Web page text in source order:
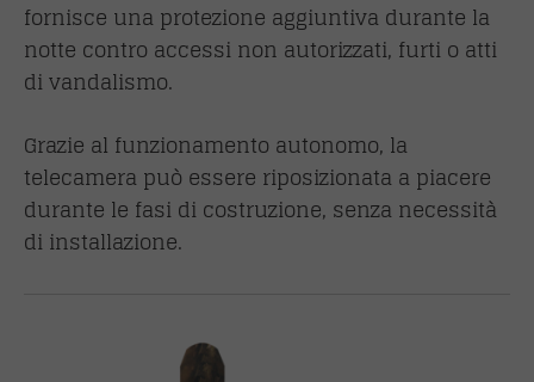
fornisce una protezione aggiuntiva durante la
notte contro accessi non autorizzati, furti o atti
di vandalismo.
Grazie al funzionamento autonomo, la
telecamera può essere riposizionata a piacere
durante le fasi di costruzione, senza necessità
di installazione.